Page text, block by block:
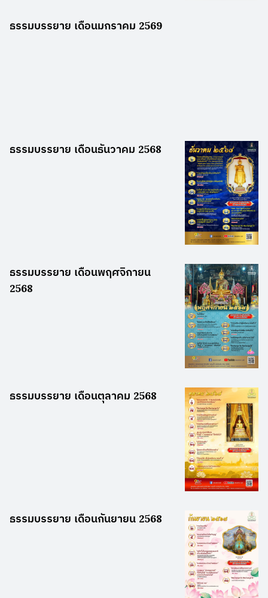
ธรรมบรรยาย เดือนมกราคม 2569
ธรรมบรรยาย เดือนธันวาคม 2568
ธรรมบรรยาย เดือนพฤศจิกายน
2568
ธรรมบรรยาย เดือนตุลาคม 2568
ธรรมบรรยาย เดือนกันยายน 2568